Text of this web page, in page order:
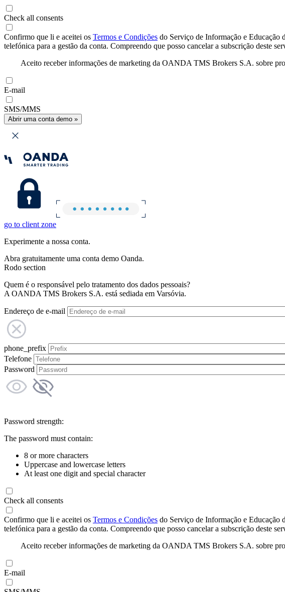
Check all consents
Confirmo que li e aceitei os Termos e Condições do Serviço de Informação e Educação
telefónica para a gestão da conta. Compreendo que posso cancelar a subscrição deste
Aceito receber informações de marketing da OANDA TMS Brokers S.A. sobre
E-mail
SMS/MMS
Abrir uma conta demo »
go to client zone
Experimente a nossa conta.
Abra gratuitamente uma conta demo Oanda.
Rodo section
Quem é o responsável pelo tratamento dos dados pessoais?
A OANDA TMS Brokers S.A. está sediada em Varsóvia.
Endereço de e-mail
phone_prefix
Telefone
Password
Password strength:
The password must contain:
8 or more characters
Uppercase and lowercase letters
At least one digit and special character
Check all consents
Confirmo que li e aceitei os Termos e Condições do Serviço de Informação e Educação
telefónica para a gestão da conta. Compreendo que posso cancelar a subscrição deste
Aceito receber informações de marketing da OANDA TMS Brokers S.A. sobre
E-mail